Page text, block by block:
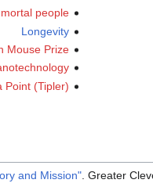
people
Longevity
Mouse Prize
Point (Tipler)
and Mission" . Greater